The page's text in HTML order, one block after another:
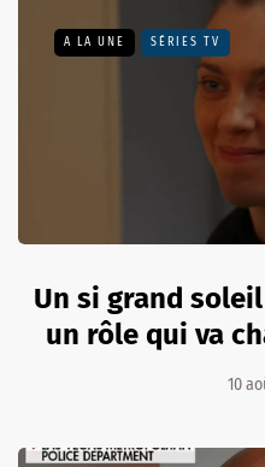
A LA UNE SÉRIES TV
Un si grand
un rôle qui va
10